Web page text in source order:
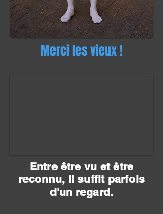
Merci les vieux !
Entre être vu et être
reconnu, il suffit parfois
d'un regard.